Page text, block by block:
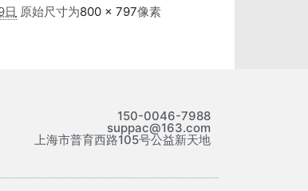
日 原始尺寸为800 × 797像素
150-0046-7988
suppac@163.com
上海市普育西路105号公益新天地